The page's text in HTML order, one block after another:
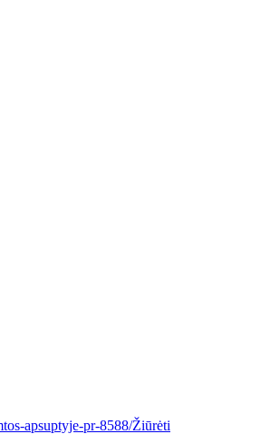
apsuptyje-pr-8588/Žiūrėti